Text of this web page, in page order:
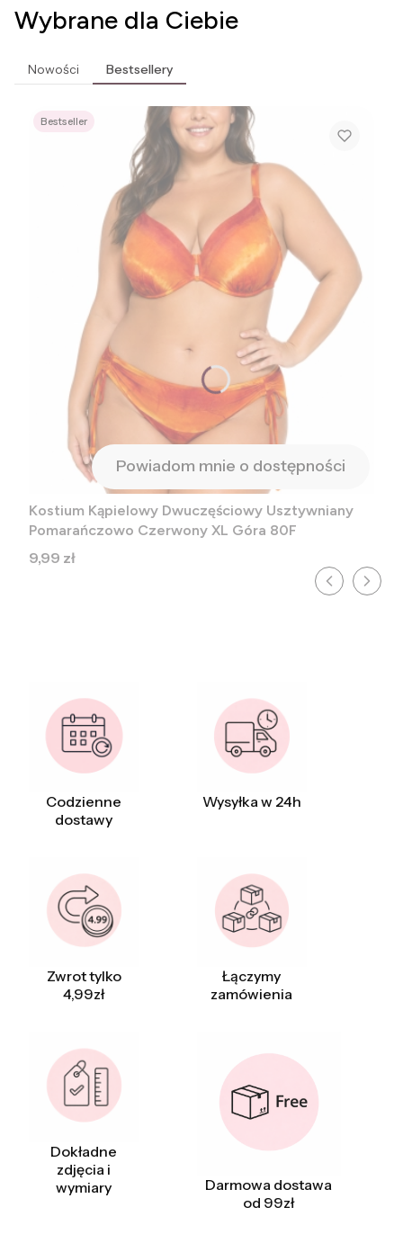
Wybrane dla Ciebie
Nowości Bestsellery
Bestseller
Powiadom mnie o dostępności
Kostium Kąpielowy Dwuczęściowy Usztywniany
Pomarańczowo Czerwony XL Góra 80F
Cena
9,99 zł
Codzienne
dostawy
Wysyłka w 24h
Zwrot tylko
4,99zł
Łączymy
zamówienia
Dokładne
zdjęcia i
wymiary
Darmowa dostawa
od 99zł